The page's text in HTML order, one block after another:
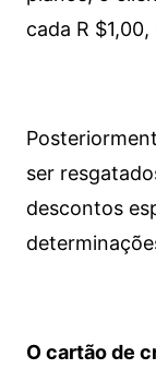
cada R
ser
descontos
O cartão de